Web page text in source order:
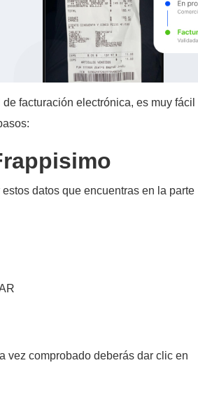
facturación electrónica, es muy fácil
datos que encuentras en la parte
vez comprobado deberás dar clic en